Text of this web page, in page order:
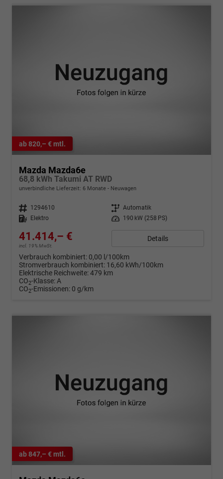
ab 820,– € mtl.
Mazda Mazda6e
68,8 kWh Takumi AT RWD
unverbindliche Lieferzeit: 6 Monate Neuwagen
Fahrzeugnr. 1294610 Getriebe Automatik
Kraftstoff
Elektro Leistung 190 kW (258 PS)
41.414,– €
incl. 19% MwSt.
Details
Verbrauch kombiniert: 0,00 l/100km
Stromverbrauch kombiniert: 16,60 kWh/100km
Elektrische Reichweite:479 km
CO2-Klasse:A
CO2-Emissionen: 0 g/km
ab 847,– € mtl.